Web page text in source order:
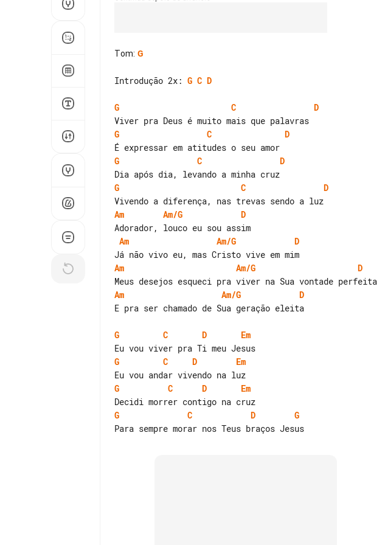
Tom: G
Introdução 2x: G C D
G C
D
G
C
D
G
C
D
G
C
D
Am
Am/G
D
Am
Am/G
D
Am
Am/G
D
Am
Am/G
D
E pra ser chamado de Sua geração eleita
G C D
Em
G
C D
Em
G
C D
Em
G
C D
G